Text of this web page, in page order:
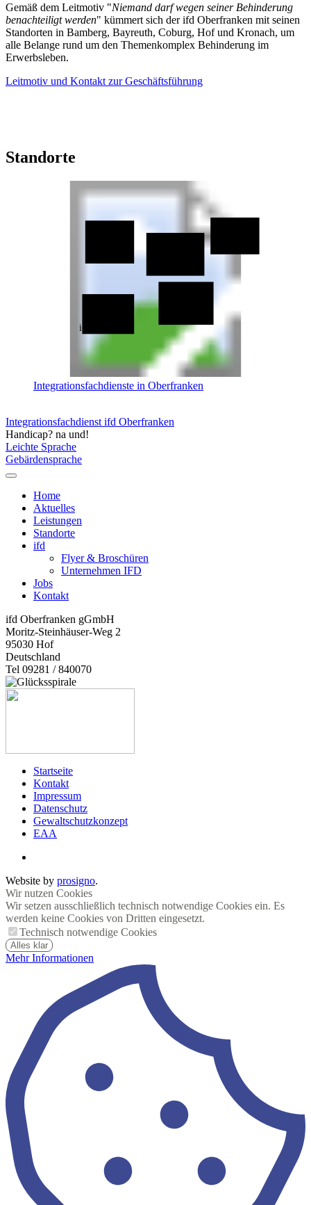
Gemäß dem Leitmotiv "Niemand darf wegen seiner Behinderung
benachteiligt werden" kümmert sich der ifd Oberfranken mit seinen
Standorten in Bamberg, Bayreuth, Coburg, Hof und Kronach, um
alle Belange rund um den Themenkomplex Behinderung im
Erwerbsleben.
Leitmotiv und Kontakt zur Geschäftsführung
Standorte
ifd Bamberg
Integrationsfachdienste in Oberfranken
Integrationsfachdienst ifd Oberfranken
Handicap? na und!
Leichte Sprache
Gebärdensprache
Home
Aktuelles
Leistungen
Standorte
ifd
Flyer & Broschüren
Unternehmen IFD
Jobs
Kontakt
ifd Oberfranken gGmbH
Moritz-Steinhäuser-Weg 2
95030 Hof
Deutschland
Tel 09281 / 840070
Startseite
Kontakt
Impressum
Datenschutz
Gewaltschutzkonzept
EAA
Website by prosigno.
Wir nutzen Cookies
Wir setzen ausschließlich technisch notwendige Cookies ein. Es
werden keine Cookies von Dritten eingesetzt.
Technisch notwendige Cookies
Alles klar
Mehr Informationen